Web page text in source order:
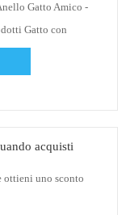
Gatto Amico -
Gatto con
acquisti
ottieni uno sconto